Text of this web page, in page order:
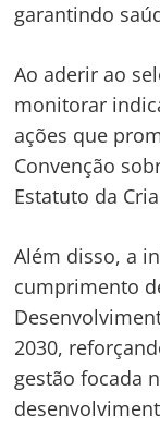
garantindo
Ao aderir ao
monitorar
ações que
Convenção
Estatuto da
Além disso, a
cumprimento
2030,
gestão focada